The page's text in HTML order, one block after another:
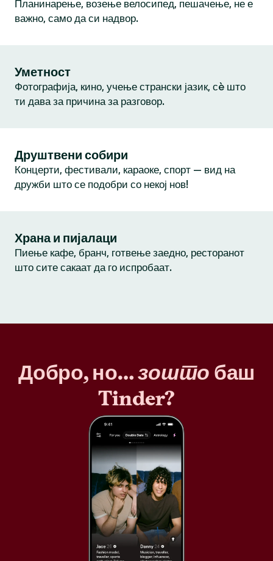
Планинарење, возење велосипед, пешачење, не е
важно, само да си надвор.
Уметност
Фотографија, кино, учење странски јазик, сè што
ти дава за причина за разговор.
Друштвени собири
Концерти, фестивали, караоке, спорт — вид на
дружби што се подобри со некој нов!
Храна и пијалаци
Пиење кафе, бранч, готвење заедно, ресторанот
што сите сакаат да го испробаат.
Добро, но…зошто баш
Tinder?